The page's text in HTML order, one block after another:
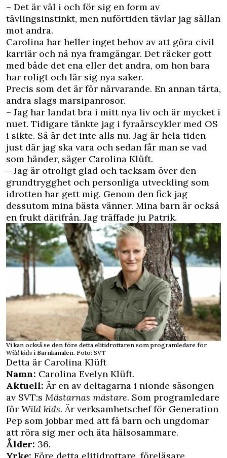
– Det är väl i och för sig en form av
tävlingsinstinkt, men nuförtiden tävlar jag sällan
mot andra.
Carolina har heller inget behov av att göra civil
karriär och nå nya framgångar. Det räcker gott
med både det ena eller det andra, om hon bara
har roligt och lär sig nya saker.
Precis som det är för närvarande. En annan tårta,
andra slags marsipanrosor.
– Jag har landat bra i mitt nya liv och är mycket i
nuet. Tidigare tänkte jag i fyraårscykler med OS
i sikte. Så är det inte alls nu. Jag är hela tiden
just där jag ska vara och sedan får man se vad
som händer, säger Carolina Klüft.
– Jag är otroligt glad och tacksam över den
grundtrygghet och personliga utveckling som
idrotten har gett mig. Genom den fick jag
dessutom mina bästa vänner. Mina barn är också
en frukt därifrån. Jag träffade ju Patrik.
Vi kan också se den före detta elitidrottaren som programledare för
Wild kids i Barnkanalen. Foto: SVT
Detta är Carolina Klüft
Namn: Carolina Evelyn Klüft.
Aktuell: Är en av deltagarna i nionde säsongen
av SVT:s Mästarnas mästare. Som programledare
för Wild kids. Är verksamhetschef för Generation
Pep som jobbar med att få barn och ungdomar
att röra sig mer och äta hälsosammare.
Ålder: 36.